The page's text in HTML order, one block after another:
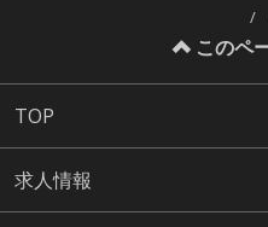
/
このペ
TOP
求人情報